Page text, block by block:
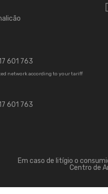
601 763
network according to your tariff
601 763
Em caso de litígio o
Centro de